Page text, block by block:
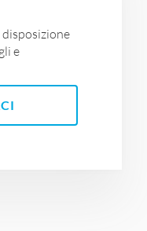
disposizione
e